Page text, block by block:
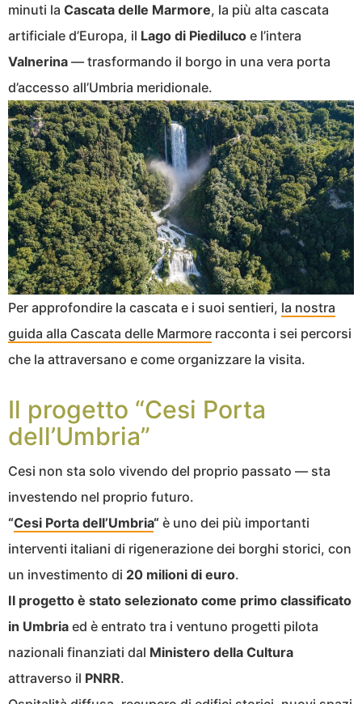
minuti la Cascata delle Marmore, la più alta cascata
artificiale d’Europa, il Lago di Piediluco e l’intera
Valnerina — trasformando il borgo in una vera porta
d’accesso all’Umbria meridionale.
Per approfondire la cascata e i suoi sentieri, la nostra
guida alla Cascata delle Marmore racconta i sei percorsi
che la attraversano e come organizzare la visita.
Il progetto “Cesi Porta
dell’Umbria”
Cesi non sta solo vivendo del proprio passato — sta
investendo nel proprio futuro.
“Cesi Porta dell’Umbria“ è uno dei più importanti
interventi italiani di rigenerazione dei borghi storici, con
un investimento di 20 milioni di euro.
Il progetto è stato selezionato come primo classificato
in Umbria ed è entrato tra i ventuno progetti pilota
nazionali finanziati dal Ministero della Cultura
attraverso il PNRR.